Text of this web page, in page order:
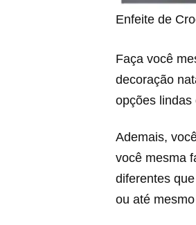
Enfeite de
Faça você
decoração
opções lindas
Ademais,
você mesma
diferentes
ou até